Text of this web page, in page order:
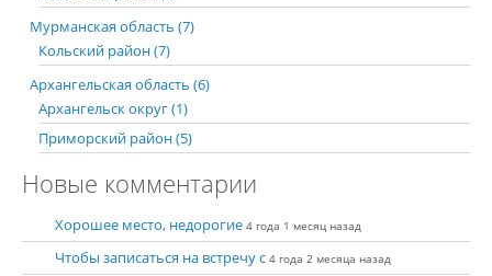
Мурманская область (7)
Кольский район (7)
Архангельская область (6)
Архангельск округ (1)
Приморский район (5)
Новые комментарии
Хорошее место, недорогие 4 года 1 месяц назад
Чтобы записаться на встречу с 4 года 2 месяца назад